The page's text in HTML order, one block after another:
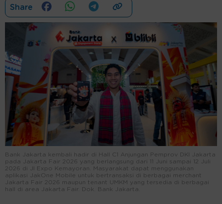
Share
Bank Jakarta kembali hadir di Hall C1 Anjungan Pemprov DKI Jakarta
pada Jakarta Fair 2026 yang berlangsung dari 11 Juni sampai 12 Juli
2026 di JI Expo Kemayoran. Masyarakat dapat menggunakan
aplikasi JakOne Mobile untuk bertransaksi di berbagai merchant
Jakarta Fair 2026 maupun tenant UMKM yang tersedia di berbagai
hall di area Jakarta Fair. Dok. Bank Jakarta.